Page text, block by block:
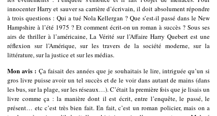
innocenter Harry et sauver sa carrière d’écrivain, il doit absolument répondre
à trois questions : Qui a tué Nola Kellergan ? Que s’est-il passé dans le New
Hampshire à l’été 1975 ? Et comment écrit-on un roman à succès ? Sous ses
airs de thriller à l’américaine, La Vérité sur l’Affaire Harry Quebert est une
réflexion sur l’Amérique, sur les travers de la société moderne, sur la
littérature, sur la justice et sur les médias.
Mon avis : Ça faisait des années que je souhaitais le lire, intriguée qu’un si
gros livre puisse avoir un tel succès et de le voir dans autant de mains (dans
les bus, sur la plage, sur les réseaux…). C’était la première fois que je lisais un
livre comme ça : la manière dont il est écrit, entre l’enquête, le passé, le
présent… etc c’est très bien fait. En fait, c’est un roman policier, mais on a